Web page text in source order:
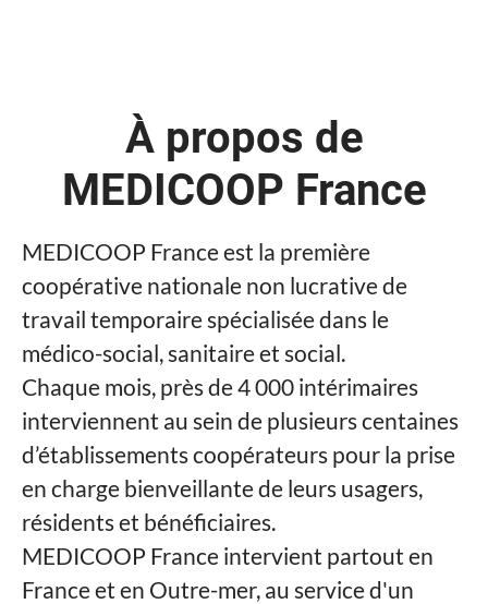
À propos de
MEDICOOP France
MEDICOOP France est la première
coopérative nationale non lucrative de
travail temporaire spécialisée dans le
médico-social, sanitaire et social.
Chaque mois, près de 4 000 intérimaires
interviennent au sein de plusieurs centaines
d’établissements coopérateurs pour la prise
en charge bienveillante de leurs usagers,
résidents et bénéficiaires.
MEDICOOP France intervient partout en
France et en Outre-mer, au service d'un